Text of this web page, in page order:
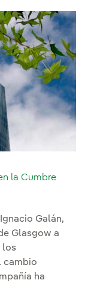
la Cumbre
Galán,
Glasgow a
los
cambio
ha